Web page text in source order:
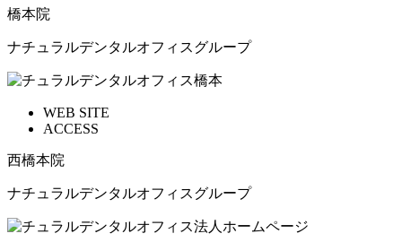
橋本院
ナチュラルデンタルオフィスグループ
WEB SITE
ACCESS
西橋本院
ナチュラルデンタルオフィスグループ